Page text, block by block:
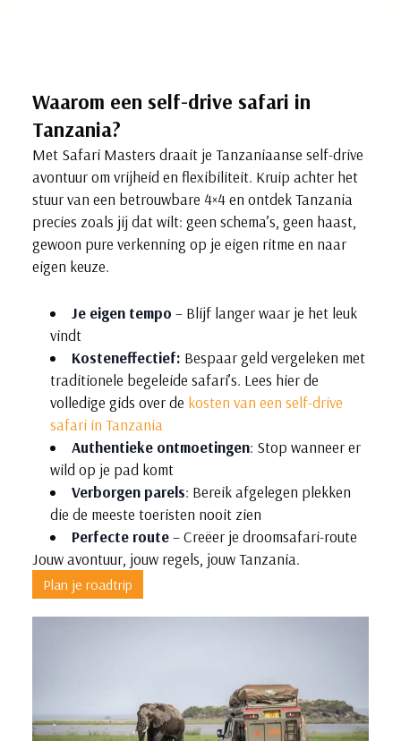
Waarom een self-drive safari in
Tanzania?
Met Safari Masters draait je Tanzaniaanse self-drive
avontuur om vrijheid en flexibiliteit. Kruip achter het
stuur van een betrouwbare 4×4 en ontdek Tanzania
precies zoals jij dat wilt: geen schema’s, geen haast,
gewoon pure verkenning op je eigen ritme en naar
eigen keuze.
Je eigen tempo – Blijf langer waar je het leuk
vindt
Kosteneffectief: Bespaar geld vergeleken met
traditionele begeleide safari’s. Lees hier de
volledige gids over de kosten van een self-drive
safari in Tanzania
Authentieke ontmoetingen: Stop wanneer er
wild op je pad komt
Verborgen parels: Bereik afgelegen plekken
die de meeste toeristen nooit zien
Perfecte route– Creëer je droomsafari-route
Jouw avontuur, jouw regels, jouw Tanzania.
Plan je roadtrip